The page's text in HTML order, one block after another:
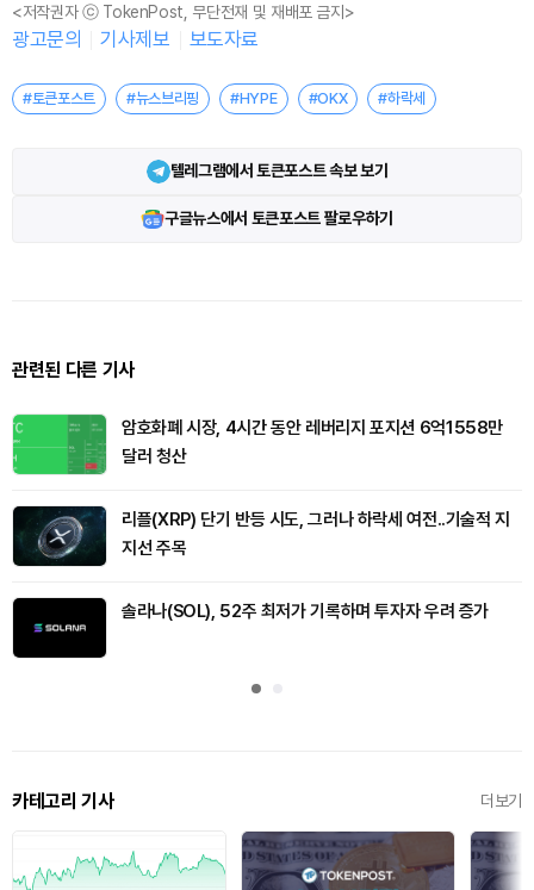
<저작권자 ⓒ TokenPost, 무단전재 및 재배포 금지>
광고문의 기사제보 보도자료
#토큰포스트 #뉴스브리핑 #HYPE #OKX #하락세
텔레그램에서 토큰포스트 속보 보기
구글뉴스에서 토큰포스트 팔로우하기
관련된 다른 기사
암호화폐 시장, 4시간 동안 레버리지 포지션 6억1558만
달러 청산
리플(XRP) 단기 반등 시도, 그러나 하락세 여전..기술적 지
지선 주목
솔라나(SOL), 52주 최저가 기록하며 투자자 우려 증가
카테고리 기사 더보기